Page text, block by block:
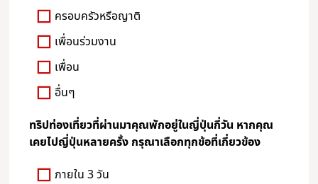
ครอบครัวหรือญาติ
เพื่อนร่วมงาน
เพื่อน
อื่นๆ
ทริปท่องเที่ยวที่ผ่านมาคุณพักอยู่ในญี่ปุ่นกี่วัน หากคุณ
เคยไปญี่ปุ่นหลายครั้ง กรุณาเลือกทุกข้อที่เกี่ยวข้อง
ภายใน 3 วัน